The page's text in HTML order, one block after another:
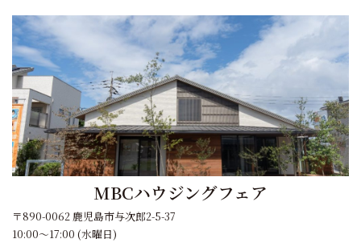
MBCハウジングフェア
〒890-0062 鹿児島市与次郎2-5-37
10:00～17:00 (水曜日)